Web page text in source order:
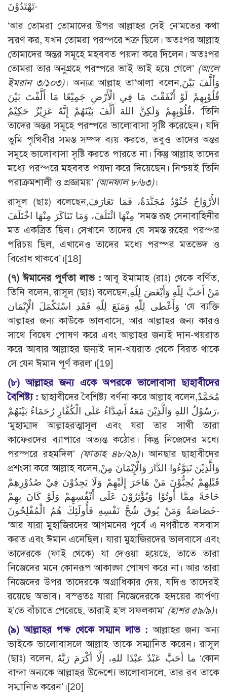
تَهْتَدُوْنَ-
‘আর তোমরা তোমাদের উপর আল্লাহর সেই নে‘মতের কথা
স্মরণ কর, যখন তোমরা পরস্পরে শত্রু ছিলে। অতঃপর আল্লাহ
তোমাদের অন্তর সমূহে মহববত পয়দা করে দিলেন। অতঃপর
তোমরা তার অনুগ্রহে পরস্পরে ভাই ভাই হয়ে গেলে’ (আলে
ইমরান ৩/১০৩)। অন্যত্র আল্লাহ তা‘আলা বলেন,وَأَلَّفَ بَيْنَ
قُلُوْبِهِمْ لَوْ أَنْفَقْتَ مَا فِي الْأَرْضِ جَمِيْعًا مَا أَلَّفْتَ بَيْنَ
قُلُوْبِهِمْ وَلَكِنَّ اللهَ أَلَّفَ بَيْنَهُمْ إِنَّهُ عَزِيْزٌ حَكِيْمٌ، ‘তিনি
তাদের অন্তর সমূহে পরস্পরে ভালোবাসা সৃষ্টি করেছেন। যদি
তুমি পৃথিবীর সমস্ত সম্পদ ব্যয় করতে, তবুও তাদের অন্তর
সমূহে ভালোবাসা সৃষ্টি করতে পারতে না। কিন্তু আল্লাহ তাদের
মধ্যে পরস্পরে মহববত পয়দা করে দিয়েছেন। নিশ্চয়ই তিনি
পরাক্রমশালী ও প্রজ্ঞাময়’ (আনফাল ৮/৬৩)।
রাসূল (ছাঃ) বলেছেন,الأَرْوَاحُ جُنُوْدٌ مُجَنَّدَةٌ، فَمَا تَعَارَفَ
مِنْهَا ائْتَلَفَ، وَمَا تَنَاكَرَ مِنْهَا اخْتَلَفَ ‘সমস্ত রূহ সেনাবাহিনীর
মত একত্রিত ছিল। সেখানে তাদের যে সমস্ত রূহের পরস্পর
পরিচয় ছিল, এখানেও তাদের মধ্যে পরস্পর মতভেদ ও
বিরোধ থাকবে’।[18]
(৭) ঈমানের পূর্ণতা লাভ : আবূ ইমামাহ (রাঃ) থেকে বর্ণিত,
তিনি বলেন, রাসূল (ছাঃ) বলেছেন,مَنْ أَحَبَّ لِلّهِ وَأَبْغَضَ لِلّهِ
وَأَعْطى لِلّهِ وَمَنَعَ لِلّهِ فَقَدِ اسْتَكْمَلَ الْإِيْمَان ‘যে ব্যক্তি
আল্লাহর জন্য কাউকে ভালবাসে, আর আল্লাহর জন্য কারও
সাথে বিদ্বেষ পোষণ করে এবং আল্লাহর জন্যই দান-খয়রাত
করে আবার আল্লাহর জন্যই দান-খয়রাত থেকে বিরত থাকে
সে যেন ঈমান পূর্ণ করল’।[19]
(৮) আল্লাহর জন্য একে অপরকে ভালোবাসা ছাহাবীদের
বৈশিষ্ট্য : ছাহাবীদের বৈশিষ্ট্য বর্ণনা করে আল্লাহ বলেন,مُحَمَّدٌ
رَسُوْلُ اللهِ وَالَّذِيْنَ مَعَهُ أَشِدَّاءُ عَلَى الْكُفَّارِ رُحَمَاءُ بَيْنَهُمْ،
‘মুহাম্মাদ আল্লাহরত্মাসূল এবং যরা তার সাথী তারা
কাফেরদের ব্যাপারে অত্যন্ত কঠোর। কিন্তু নিজেদের মধ্যে
পরস্পরে রহমদিল’ (ফাতাহ ৪৮/২৯)। আনছার ছাহাবীদের
প্রশংসা করে আল্লাহ বলেন,وَالَّذِيْنَ تَبَوَّءُوا الدَّارَ وَالْإِيْمَانَ مِنْ
قَبْلِهِمْ يُحِبُّوْنَ مَنْ هَاجَرَ إِلَيْهِمْ وَلَا يَجِدُوْنَ فِيْ صُدُوْرِهِمْ
حَاجَةً مِمَّا أُوتُوْا وَيُؤْثِرُوْنَ عَلَى أَنْفُسِهِمْ وَلَوْ كَانَ بِهِمْ
خَصَاصَةٌ وَمَنْ يُوقَ شُحَّ نَفْسِهِ فَأُولَئِكَ هُمُ الْمُفْلِحُونَ-
‘আর যারা মুহাজিরদের আগমনের পূর্বে এ নগরীতে বসবাস
করত এবং ঈমান এনেছিল। যারা মুহাজিরদের ভালবাসে এবং
তাদেরকে (ফাই থেকে) যা দেওয়া হয়েছে, তাতে তারা
নিজেদের মনে কোনরূপ আকাঙ্ক্ষা পোষণ করে না। আর তারা
নিজেদের উপর তাদেরকে অগ্রাধিকার দেয়, যদিও তাদেরই
রয়েছে অভাব। বস্ত্ততঃ যারা নিজেদেরকে হৃদয়ের কার্পণ্য
হ’তে বাঁচাতে পেরেছে, তারাই হ’ল সফলকাম’ (হাশর ৫৯/৯)।
(৯) আল্লাহর পক্ষ থেকে সম্মান লাভ : আল্লাহর জন্য অন্য
ভাইকে ভালোবাসলে আল্লাহ তাকে সম্মানিত করেন। রাসূল
(ছাঃ) বলেন, ما أحَبَّ عَبْدٌ عبْدًا للهِ، إلَّا أكْرَمَ رَبَّهُ ‘কোন
বান্দা অন্যকে আল্লাহর উদ্দেশ্যে ভালোবাসলে, তার রব তাকে
সম্মানিত করেন’।[20]